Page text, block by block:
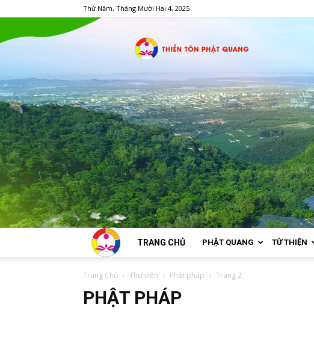
Thứ Năm, Tháng Mười Hai 4, 2025
TRANG CHỦ PHẬT QUANG TỪ THIỆN
Trang Chủ Thư viện Phật pháp Trang 2
PHẬT PHÁP